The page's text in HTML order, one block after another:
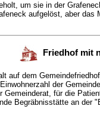
um sie in der
aufgelöst, aber
Friedhof mit
auf dem
der
für die
Begräbnisstätte an der